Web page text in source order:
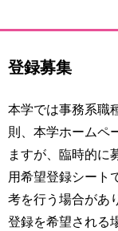
登録募集
本学では事務系職
則、本学ホームペ
ますが、臨時的に
用希望登録シート
考を行う場合があ
登録を希望される